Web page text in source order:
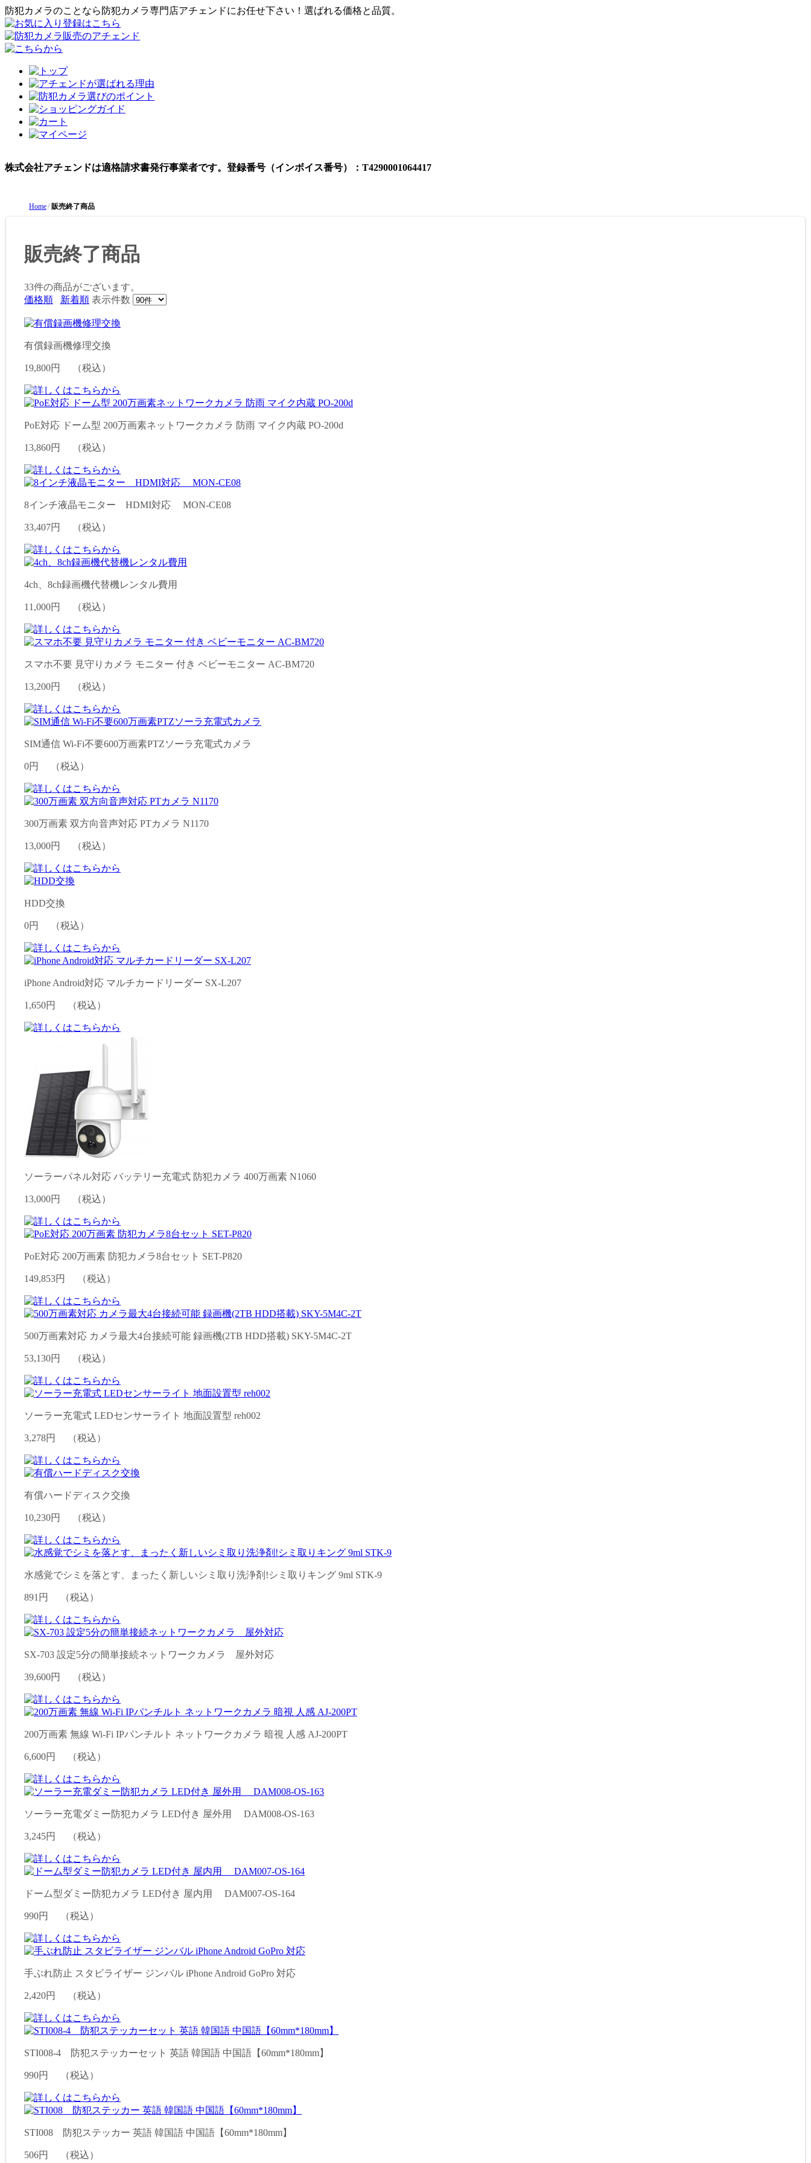
防犯カメラのことなら防犯カメラ専門店アチェンドにお任せ下さい！選ばれる価格と品質。
株式会社アチェンドは適格請求書発行事業者です。登録番号（インボイス番号）：T4290001064417
Home 販売終了商品
販売終了商品
33件の商品がございます。
価格順
新着順 表示件数
有償録画機修理交換
19,800円 （税込）
PoE対応 ドーム型 200万画素ネットワークカメラ 防雨 マイク内蔵 PO-200d
13,860円 （税込）
8インチ液晶モニター HDMI対応 MON-CE08
33,407円 （税込）
4ch、8ch録画機代替機レンタル費用
11,000円 （税込）
スマホ不要 見守りカメラ モニター 付き ベビーモニター AC-BM720
13,200円 （税込）
SIM通信 Wi-Fi不要600万画素PTZソーラ充電式カメラ
0円 （税込）
300万画素 双方向音声対応 PTカメラ N1170
13,000円 （税込）
HDD交換
0円 （税込）
iPhone Android対応 マルチカードリーダー SX-L207
1,650円 （税込）
ソーラーパネル対応 バッテリー充電式 防犯カメラ 400万画素 N1060
13,000円 （税込）
PoE対応 200万画素 防犯カメラ8台セット SET-P820
149,853円 （税込）
500万画素対応 カメラ最大4台接続可能 録画機(2TB HDD搭載) SKY-5M4C-2T
53,130円 （税込）
ソーラー充電式 LEDセンサーライト 地面設置型 reh002
3,278円 （税込）
有償ハードディスク交換
10,230円 （税込）
水感覚でシミを落とす、まったく新しいシミ取り洗浄剤!シミ取りキング 9ml STK-9
891円 （税込）
SX-703 設定5分の簡単接続ネットワークカメラ 屋外対応
39,600円 （税込）
200万画素 無線 Wi-Fi IPパンチルト ネットワークカメラ 暗視 人感 AJ-200PT
6,600円 （税込）
ソーラー充電ダミー防犯カメラ LED付き 屋外用 DAM008-OS-163
3,245円 （税込）
ドーム型ダミー防犯カメラ LED付き 屋内用 DAM007-OS-164
990円 （税込）
手ぶれ防止 スタビライザー ジンバル iPhone Android GoPro 対応
2,420円 （税込）
STI008-4 防犯ステッカーセット 英語 韓国語 中国語【60mm*180mm】
990円 （税込）
STI008 防犯ステッカー 英語 韓国語 中国語【60mm*180mm】
506円 （税込）